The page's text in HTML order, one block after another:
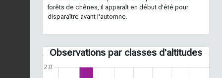
forêts de chênes, il apparaît en début d'été pour
disparaître avant l'automne.
Observations par classes d'altitudes